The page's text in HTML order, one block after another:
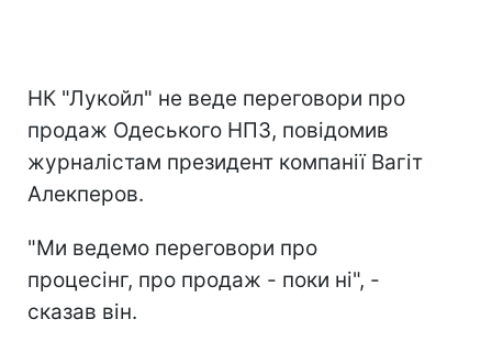
НК "Лукойл" не веде переговори про
продаж Одеського НПЗ, повідомив
журналістам президент компанії Вагіт
Алекперов.
"Ми ведемо переговори про
процесінг, про продаж - поки ні", -
сказав він.